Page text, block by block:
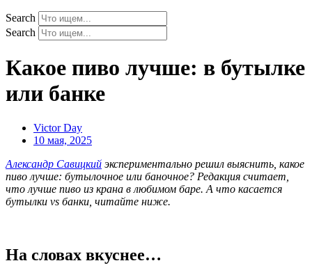
Search
Search
Какое пиво лучше: в бутылке
или банке
Victor Day
10 мая, 2025
Александр Савицкий экспериментально решил выяснить, какое
пиво лучше: бутылочное или баночное? Редакция считает,
что лучше пиво из крана в любимом баре. А что касается
бутылки vs банки, читайте ниже.
На словах вкуснее…